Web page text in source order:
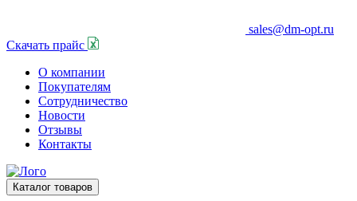
sales@dm-opt.ru
Скачать прайс
О компании
Покупателям
Сотрудничество
Новости
Отзывы
Контакты
Каталог товаров